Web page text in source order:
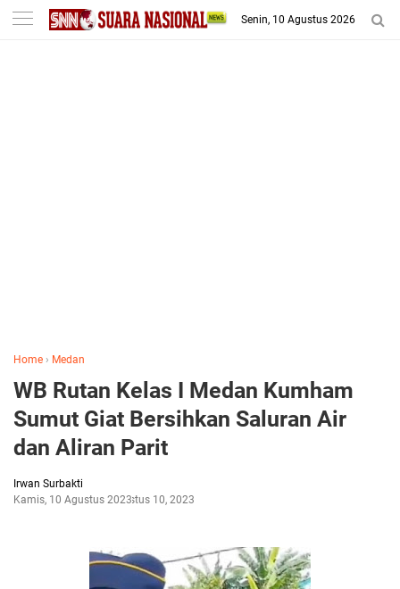
-->
Senin, 10 Agustus 2026
Home › Medan
WB Rutan Kelas I Medan Kumham
Sumut Giat Bersihkan Saluran Air
dan Aliran Parit
Irwan Surbakti
Kamis, 10 Agustus 2023Agustus 10, 2023